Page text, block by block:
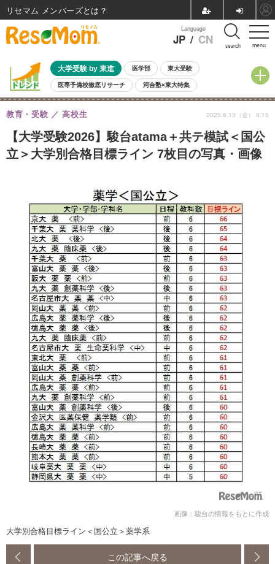
menu
Language
JP / CN search
大学受験 by 東進 医学部 東大受験
医専予備校徹底リサーチ 河合塾×東大特集
親子で考える大学選び 高校受験 中学受験 小学校受験
共通テスト 夏休み
8月開催イベント・WS 全国公立高校 過去問 人気記事
自由研究教材（小学生向け） 自由研究教材（中学生向け） ランキング
【大学受験2026】駿台atama＋共テ模試＜国公
立＞大学別合格目標ライン 7枚目の写真・画像
教育・受験 高校生 2025.6.13（金） 9:15
画像：駿台の情報をもとに作成
大学別合格目標ライン＜国公立＞薬学系
この記事へ戻る
リセマム メンバーズ